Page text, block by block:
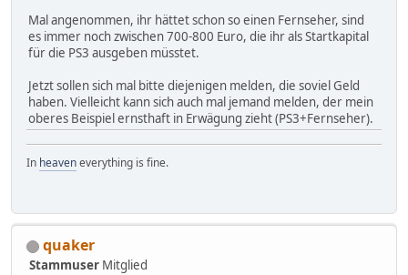
Mal angenommen, ihr hättet schon so einen Fernseher, sind
es immer noch zwischen 700-800 Euro, die ihr als Startkapital
für die PS3 ausgeben müsstet.
Jetzt sollen sich mal bitte diejenigen melden, die soviel Geld
haben. Vielleicht kann sich auch mal jemand melden, der mein
oberes Beispiel ernsthaft in Erwägung zieht (PS3+Fernseher).
In heaveneverything is fine.
quaker
Stammuser Mitglied